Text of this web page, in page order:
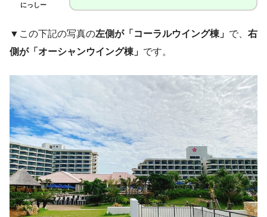
にっしー
▼この下記の写真の左側が「コーラルウイング棟」 で、 右
側が「オーシャンウイング棟」 です。